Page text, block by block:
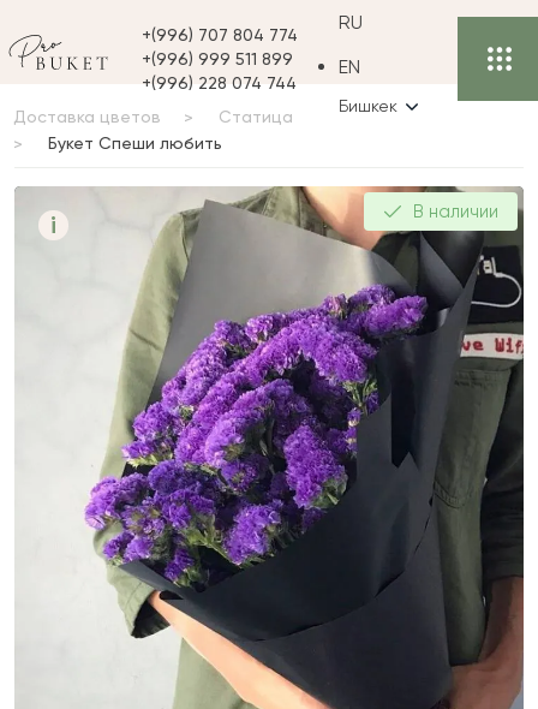
+(996) 707 804 774
+(996) 999 511 899
+(996) 228 074 744
RU
EN
Бишкек
Доставка цветов
Статица
Букет Спеши любить
i
Букет Спеши любить В наличии